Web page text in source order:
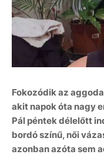
Fokozódik az
akit napok óta nagy
Pál péntek délelőtt
bordó színű, női
azonban azóta sem